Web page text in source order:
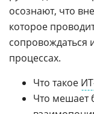
осознают, что
которое
сопровождаться
процессах.
Что такое
Что мешает